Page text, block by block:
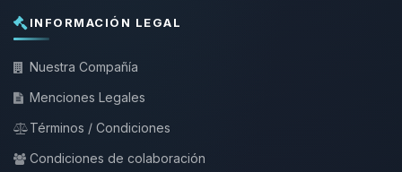
INFORMACIÓN LEGAL
Nuestra Compañía
Menciones Legales
Términos / Condiciones
Condiciones de colaboración